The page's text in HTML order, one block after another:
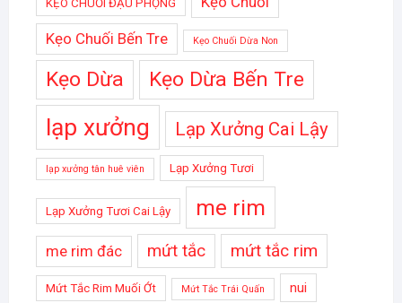
KẸO CHUỐI ĐẬU PHỘNG
Kẹo Chuối Bến Tre Kẹo Chuối Dừa Non
Kẹo Dừa Kẹo Dừa Bến Tre
lạp xưởng Lạp Xưởng Cai Lậy
lạp xưởng tân huê viên Lạp Xưởng Tươi
Lạp Xưởng Tươi Cai Lậy me rim
me rim đác mứt tắc mứt tắc rim
Mứt Tắc Rim Muối Ớt Mứt Tắc Trái Quấn nui